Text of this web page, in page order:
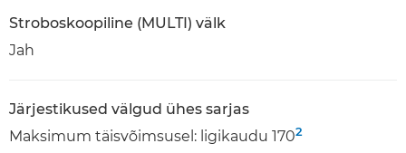
Stroboskoopiline (MULTI) välk
Jah
Järjestikused välgud ühes sarjas
Maksimum täisvõimsusel: ligikaudu 1702